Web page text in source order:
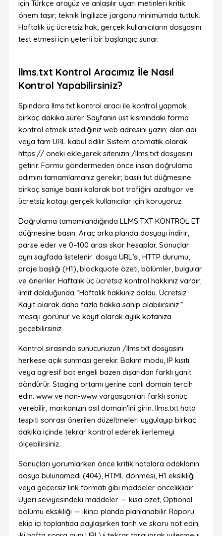
için Türkçe arayüz ve anlaşılır uyarı metinleri kritik
önem taşır; teknik İngilizce jargonu minimumda tuttuk.
Haftalık üç ücretsiz hak, gerçek kullanıcıların dosyasını
test etmesi için yeterli bir başlangıç sunar.
llms.txt Kontrol Aracımız İle Nasıl
Kontrol Yapabilirsiniz?
Spindora llms.txt kontrol aracı ile kontrol yapmak
birkaç dakika sürer. Sayfanın üst kısmındaki forma
kontrol etmek istediğiniz web adresini yazın; alan adı
veya tam URL kabul edilir. Sistem otomatik olarak
https:// öneki ekleyerek sitenizin /llms.txt dosyasını
getirir. Formu göndermeden önce insan doğrulama
adımını tamamlamanız gerekir; basılı tut düğmesine
birkaç saniye basılı kalarak bot trafiğini azaltıyor ve
ücretsiz kotayı gerçek kullanıcılar için koruyoruz.
Doğrulama tamamlandığında LLMS.TXT KONTROL ET
düğmesine basın. Araç arka planda dosyayı indirir,
parse eder ve 0–100 arası skor hesaplar. Sonuçlar
aynı sayfada listelenir: dosya URL’si, HTTP durumu,
proje başlığı (H1), blockquote özeti, bölümler, bulgular
ve öneriler. Haftalık üç ücretsiz kontrol hakkınız vardır;
limit dolduğunda “Haftalık hakkınız doldu. Ücretsiz
Kayıt olarak daha fazla hakka sahip olabilirsiniz.”
mesajı görünür ve kayıt olarak aylık kotanıza
geçebilirsiniz.
Kontrol sırasında sunucunuzun /llms.txt dosyasını
herkese açık sunması gerekir. Bakım modu, IP kısıtı
veya agresif bot engeli bazen dışarıdan farklı yanıt
döndürür. Staging ortamı yerine canlı domain tercih
edin. www ve non-www varyasyonları farklı sonuç
verebilir; markanızın asıl domain’ini girin. llms.txt hata
tespiti sonrası önerilen düzeltmeleri uygulayıp birkaç
dakika içinde tekrar kontrol ederek ilerlemeyi
ölçebilirsiniz.
Sonuçları yorumlarken önce kritik hatalara odaklanın:
dosya bulunamadı (404), HTML dönmesi, H1 eksikliği
veya geçersiz link formatı gibi maddeler önceliklidir.
Uyarı seviyesindeki maddeler — kısa özet, Optional
bölümü eksikliği — ikinci planda planlanabilir. Raporu
ekip içi toplantıda paylaşırken tarih ve skoru not edin;